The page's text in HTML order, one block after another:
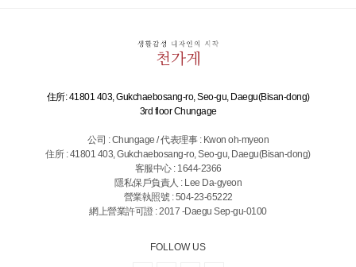
住所: 41801 403, Gukchaebosang-ro, Seo-gu, Daegu(Bisan-dong)
3rd floor Chungage
公司 : Chungage / 代表理事 : Kwon oh-myeon
住所 : 41801 403, Gukchaebosang-ro, Seo-gu, Daegu(Bisan-dong)
客服中心 : 1644-2366
隱私保戶負責人 : Lee Da-gyeon
營業執照號 : 504-23-65222
網上營業許可證 : 2017 -Daegu Sep-gu-0100
FOLLOW US